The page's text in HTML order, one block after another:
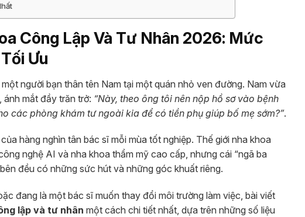
Công Lập Và Tư Nhân 2026: Mức
Ưu
người bạn thân tên Nam tại một quán nhỏ ven đường. Nam vừa
mắt đầy trăn trở: “Này, theo ông tôi nên nộp hồ sơ vào bệnh
các phòng khám tư ngoài kia để có tiền phụ giúp bố mẹ sớm?”.
hàng nghìn tân bác sĩ mỗi mùa tốt nghiệp. Thế giới nha khoa
nghệ AI và nha khoa thẩm mỹ cao cấp, nhưng cái “ngã ba
đều có những sức hút và những góc khuất riêng.
đang là một bác sĩ muốn thay đổi môi trường làm việc, bài viết
lập và tư nhân một cách chi tiết nhất, dựa trên những số liệu